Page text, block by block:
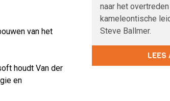
van het
houdt Van der
en
naar het
kameleontische
Steve Ballmer.
LEES